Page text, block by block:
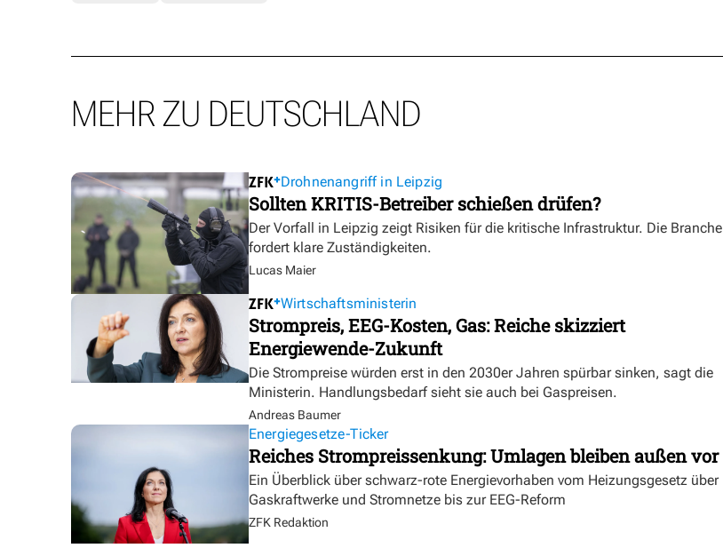
MEHR ZU DEUTSCHLAND
Drohnenangriff in Leipzig
Sollten KRITIS-Betreiber schießen drüfen?
Der Vorfall in Leipzig zeigt Risiken für die kritische Infrastruktur. Die Branche
fordert klare Zuständigkeiten.
Lucas Maier
Wirtschaftsministerin
Strompreis, EEG-Kosten, Gas: Reiche skizziert
Energiewende-Zukunft
Die Strompreise würden erst in den 2030er Jahren spürbar sinken, sagt die
Ministerin. Handlungsbedarf sieht sie auch bei Gaspreisen.
Andreas Baumer
Energiegesetze-Ticker
Reiches Strompreissenkung: Umlagen bleiben außen vor
Ein Überblick über schwarz-rote Energievorhaben vom Heizungsgesetz über
Gaskraftwerke und Stromnetze bis zur EEG-Reform
ZFK Redaktion